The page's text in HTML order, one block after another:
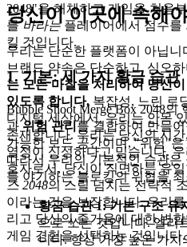
2048"을 해체하고 게임을 처음
를바라는플레이어에서 점수를
킬 것입니다.
1. 기본: 세 가지 황금 습관
Bubble Shoot Merge Box 2048
과위험 관리를 결합하여 만들
가능한 보드 공간이며, "위험"
따라서 우리의 기본적인 습관
를 야기하는 블로킹의 위협을
황금 습관 1: 기본 구조 유
으로 쏘는 것입니다. 엘리
니다. 항상 가장 높은 가
당신이 이곳에 속해
우리는 단순한 플랫폼이 아닙니
브랜드 약속은 단순하고, 심오
는 모든 마찰을 처리하여 당신
있도록 합니다. 복잡성, 느린 로
디지털 세상에서, 우리는 안목
존재합니다. 우리는 당신의 시
열정이 신성하다고 믿습니다.
호자로서, 당신이 직면하는 유
스 2048의 스릴 넘치는 전략적
이라는 것을 보장합니다. 우리
리고 당신의 즐거움에 대한 변
게임 경험을 선택하는 것입니다.